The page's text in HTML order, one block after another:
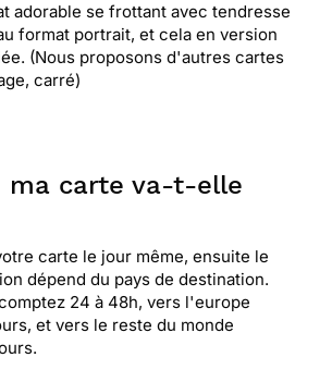
adorable se frottant avec tendresse
format portrait, et cela en version
(Nous proposons d'autres cartes
carré)
ma carte va-t-elle
carte le jour même, ensuite le
dépend du pays de destination.
24 à 48h, vers l'europe
et vers le reste du monde